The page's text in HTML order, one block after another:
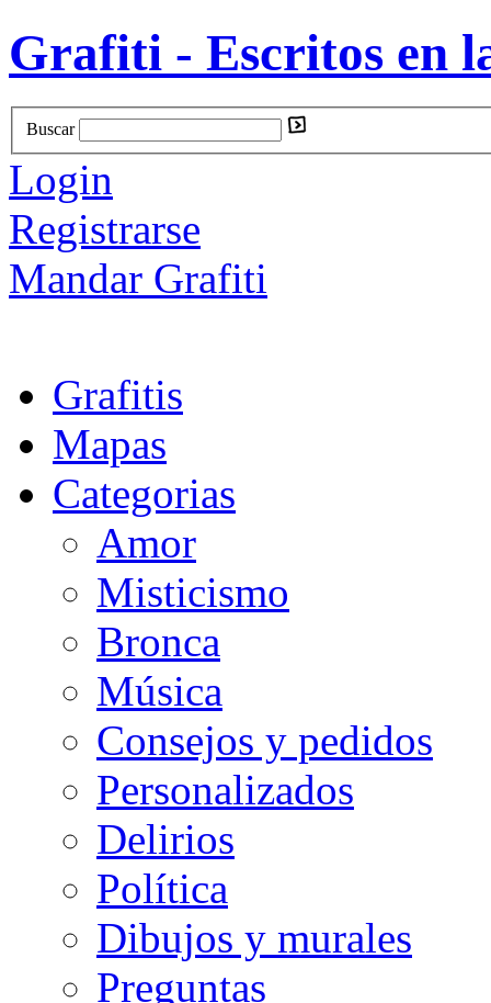
Grafiti - Escritos en
Buscar
Login
Registrarse
Mandar Grafiti
Grafitis
Mapas
Categorias
Amor
Misticismo
Bronca
Música
Consejos y pedidos
Personalizados
Delirios
Política
Dibujos y murales
Preguntas